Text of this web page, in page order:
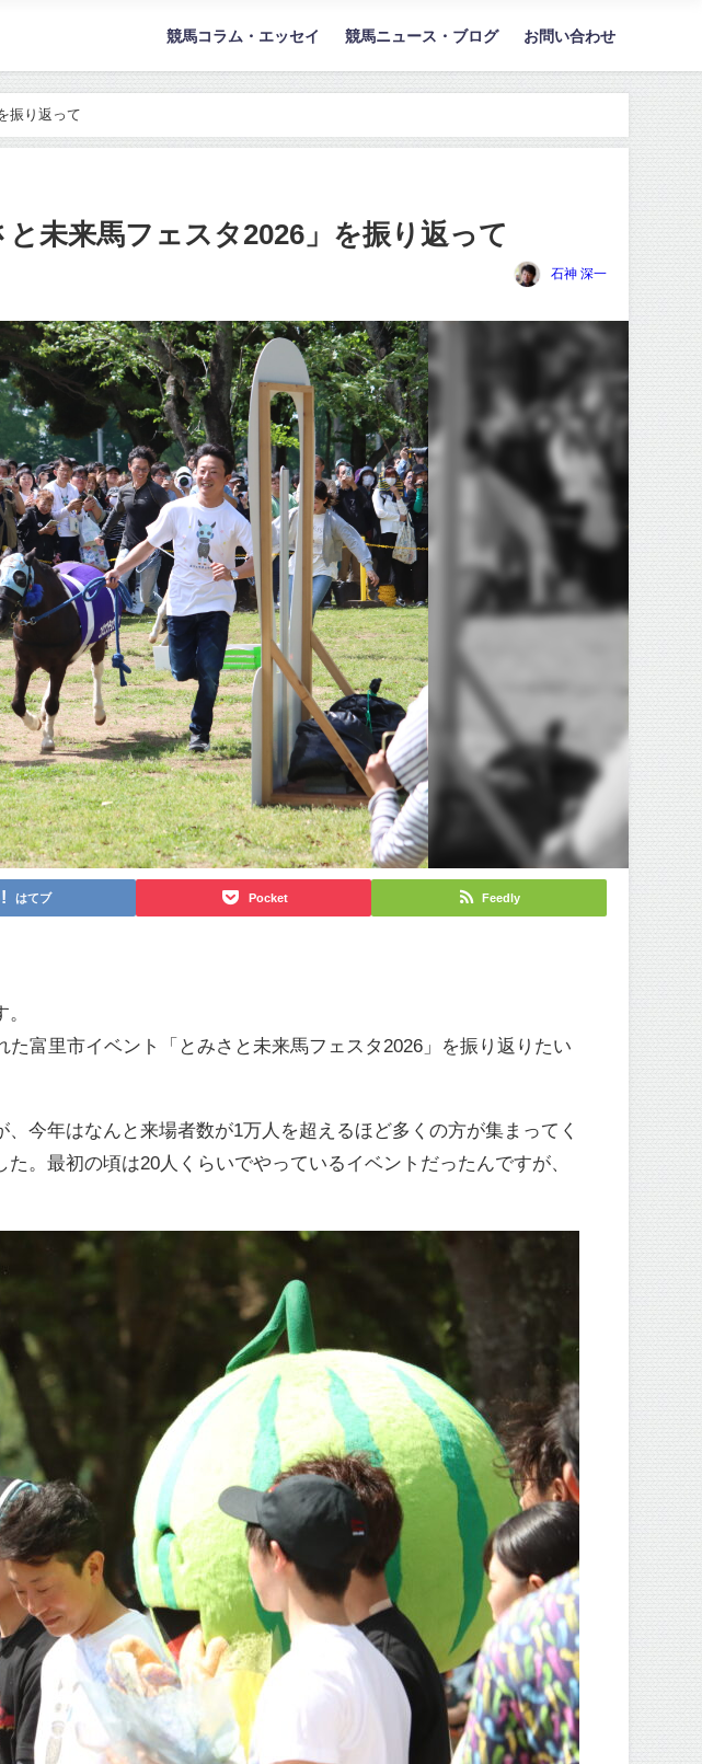
競馬コラム・エッセイ 競馬ニュース・ブログ お問い合わせ
振り返って
未来馬フェスタ2026」を振り返って
石神 深一
はてブ Pocket Feedly
富里市イベント「とみさと未来馬フェスタ2026」を振り返りたい
今年はなんと来場者数が1万人を超えるほど多くの方が集まってく
。最初の頃は20人くらいでやっているイベントだったんですが、